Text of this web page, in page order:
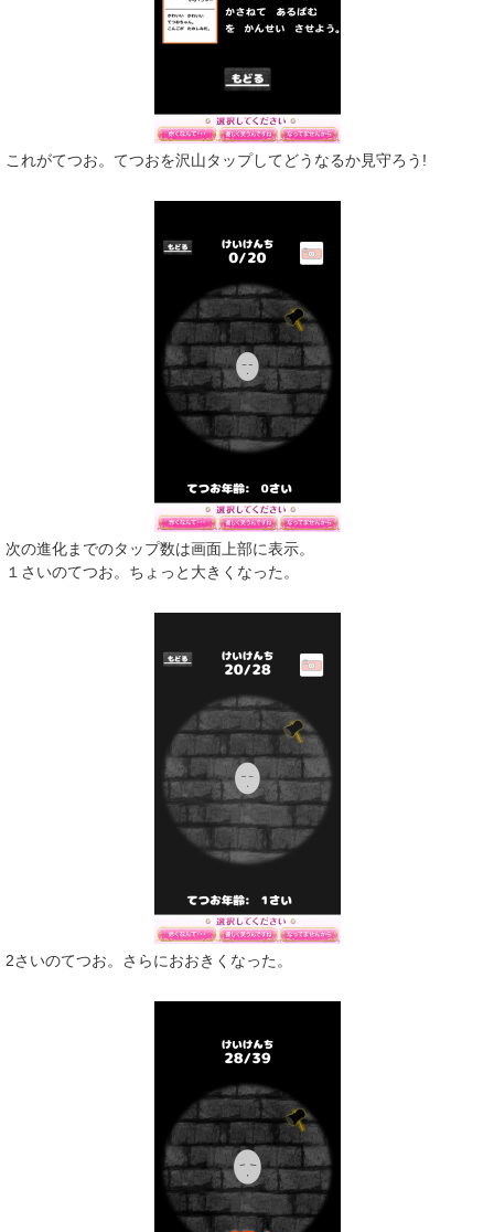
これがてつお。てつおを沢山タップしてどうなるか見守ろう!
次の進化までのタップ数は画面上部に表示。
１さいのてつお。ちょっと大きくなった。
2さいのてつお。さらにおおきくなった。